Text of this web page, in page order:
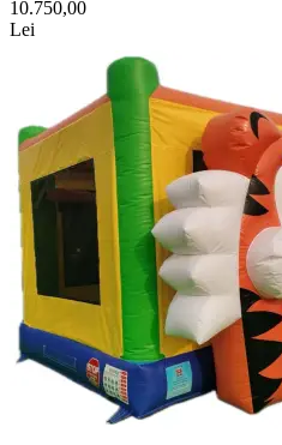
10.750,00
Lei